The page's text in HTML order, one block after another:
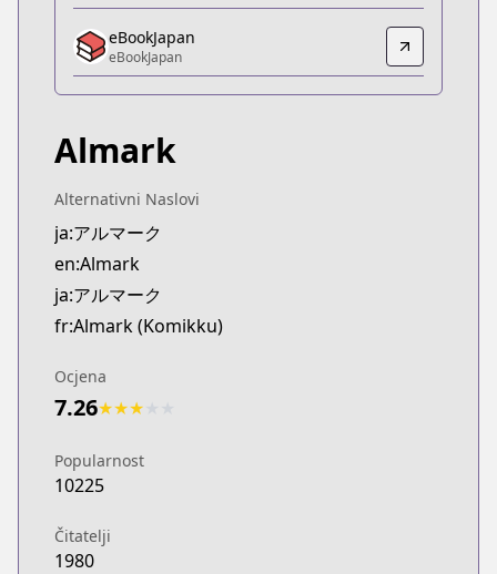
Anime-Planet
https://www.anime-planet.com/manga/almark
eBookJapan
eBookJapan
Official Raw
https://comic-walker.com/contents/detail/
Kitsu
Kitsu
MangaUpdates
MangaUpdates
novelUpdates
novelUpdates
Book☆Walker
Book☆Walker
eBookJapan
eBookJapan
Almark
Alternativni Naslovi
ja:アルマーク
en:Almark
ja:アルマーク
fr:Almark (Komikku)
Ocjena
7.26★★★
Popularnost
10225
Čitatelji
1980